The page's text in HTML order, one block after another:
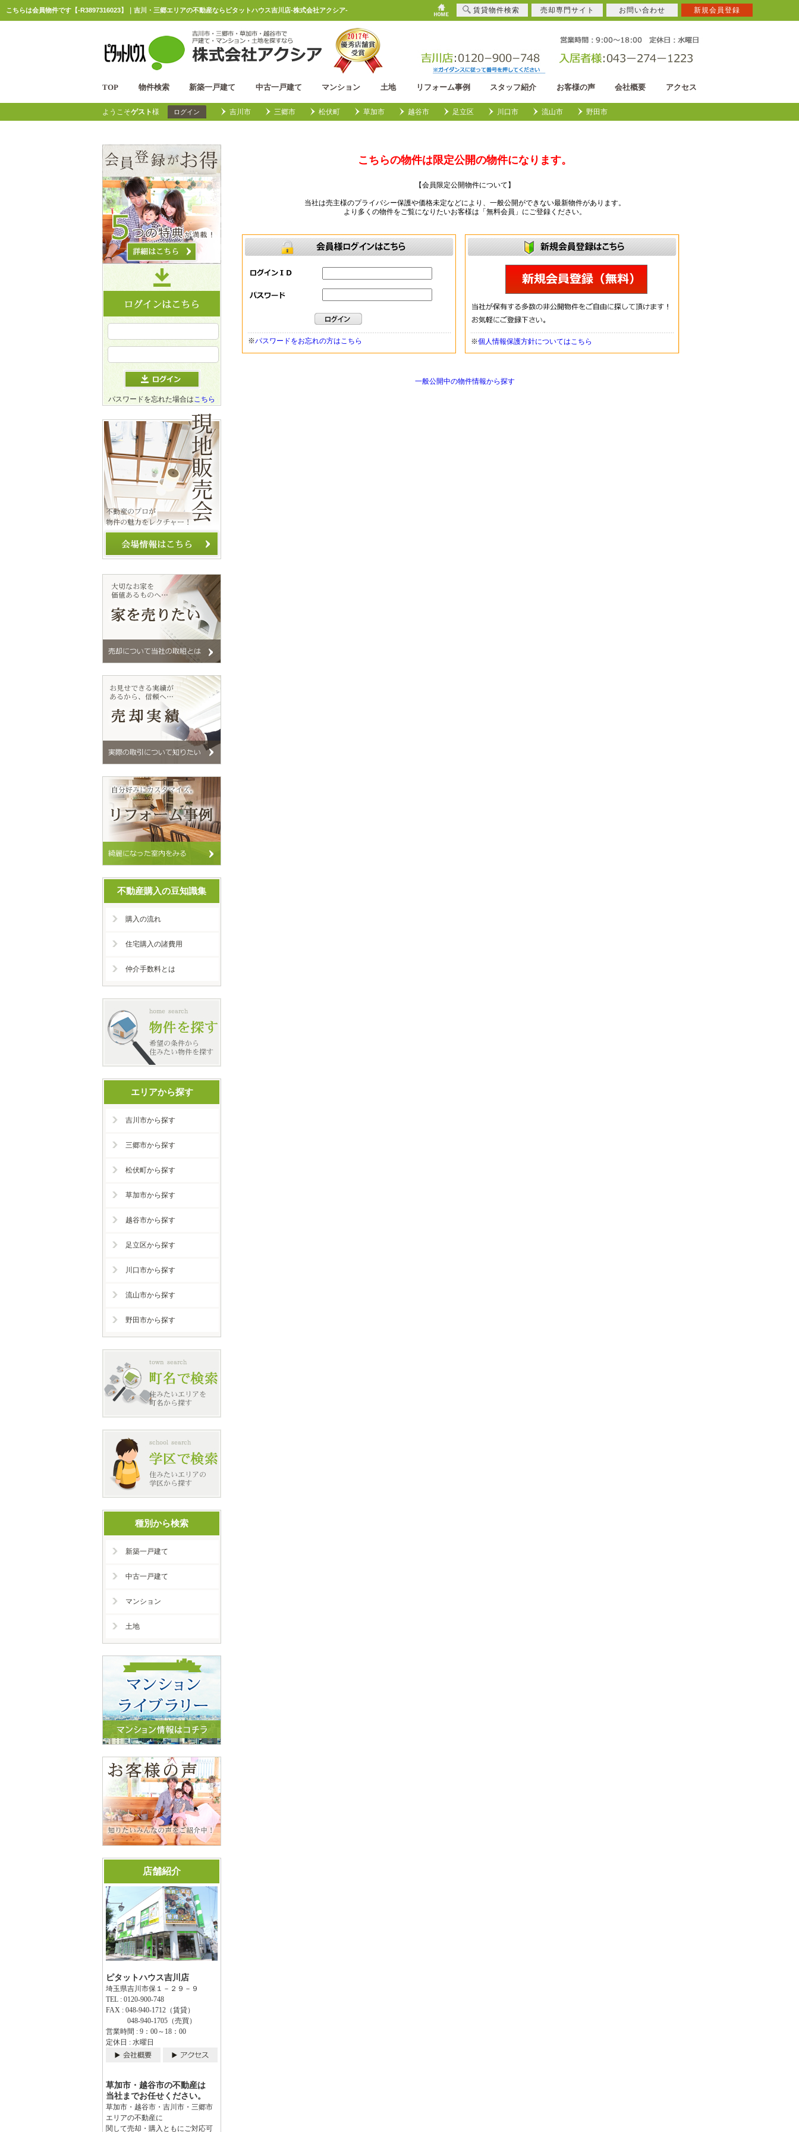
こちらは会員物件です【-R3897316023】｜吉川・三郷エリアの不動産ならピタットハウス吉川店-株式会社アクシア-
TOP 物件検索 新築一戸建て 中古一戸建て マンション 土地 リフォーム事例 スタッフ紹介 お客様の声 会社概要 アクセス
ようこそゲスト様 ログイン 吉川市 三郷市 松伏町 草加市 越谷市 足立区 川口市 流山市 野田市
こちらの物件は限定公開の物件になります。
【会員限定公開物件について】
当社は売主様のプライバシー保護や価格未定などにより、一般公開ができない最新物件があります。
より多くの物件をご覧になりたいお客様は「無料会員」にご登録ください。
※パスワードをお忘れの方はこちら ※個人情報保護方針についてはこちら
一般公開中の物件情報から探す
パスワードを忘れた場合はこちら
不動産購入の豆知識集
購入の流れ
住宅購入の諸費用
仲介手数料とは
エリアから探す
吉川市から探す
三郷市から探す
松伏町から探す
草加市から探す
越谷市から探す
足立区から探す
川口市から探す
流山市から探す
野田市から探す
種別から検索
新築一戸建て
中古一戸建て
マンション
土地
店舗紹介
ピタットハウス吉川店
埼玉県吉川市保１－２９－９
TEL : 0120-900-748
FAX : 048-940-1712（賃貸）
048-940-1705（売買）
営業時間 : 9：00～18：00
定休日 : 水曜日
草加市・越谷市の不動産は
当社までお任せください。
草加市・越谷市・吉川市・三郷市
エリアの不動産に
関して売却・購入ともにご対応可
賃貸物件検索 売却専門サイト お問い合わせ 新規会員登録